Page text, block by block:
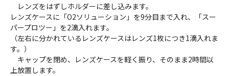
レンズをはずしホルダーに差し込みます。
レンズケースに「O2ソリューション」を9分目まで入れ、「スー
パープロツー」を2滴入れます。
（左右に分かれているレンズケースはレンズ1枚につき1滴入れま
す。）
キャップを閉め、レンズケースを軽く振り、そのまま2時間以
上放置します。